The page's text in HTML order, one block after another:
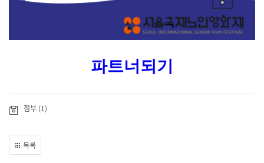
파트너되기
첨부 (1)
목록